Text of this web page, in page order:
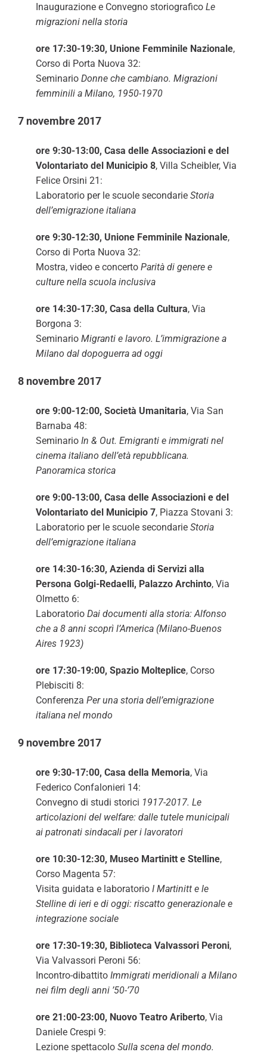
Inaugurazione e Convegno storiografico Le
migrazioni nella storia
ore 17:30-19:30, Unione Femminile Nazionale,
Corso di Porta Nuova 32:
Seminario Donne che cambiano. Migrazioni
femminili a Milano, 1950-1970
7 novembre 2017
ore 9:30-13:00, Casa delle Associazioni e del
Volontariato del Municipio 8, Villa Scheibler, Via
Felice Orsini 21:
Laboratorio per le scuole secondarie Storia
dell’emigrazione italiana
ore 9:30-12:30, Unione Femminile Nazionale,
Corso di Porta Nuova 32:
Mostra, video e concerto Parità di genere e
culture nella scuola inclusiva
ore 14:30-17:30, Casa della Cultura, Via
Borgona 3:
Seminario Migranti e lavoro. L’immigrazione a
Milano dal dopoguerra ad oggi
8 novembre 2017
ore 9:00-12:00, Società Umanitaria, Via San
Barnaba 48:
Seminario In & Out. Emigranti e immigrati nel
cinema italiano dell’età repubblicana.
Panoramica storica
ore 9:00-13:00, Casa delle Associazioni e del
Volontariato del Municipio 7, Piazza Stovani 3:
Laboratorio per le scuole secondarie Storia
dell’emigrazione italiana
ore 14:30-16:30, Azienda di Servizi alla
Persona Golgi-Redaelli, Palazzo Archinto, Via
Olmetto 6:
Laboratorio Dai documenti alla storia: Alfonso
che a 8 anni scoprì l’America (Milano-Buenos
Aires 1923)
ore 17:30-19:00, Spazio Molteplice, Corso
Plebisciti 8:
Conferenza Per una storia dell’emigrazione
italiana nel mondo
9 novembre 2017
ore 9:30-17:00, Casa della Memoria, Via
Federico Confalonieri 14:
Convegno di studi storici 1917-2017. Le
articolazioni del welfare: dalle tutele municipali
ai patronati sindacali per i lavoratori
ore 10:30-12:30, Museo Martinitt e Stelline,
Corso Magenta 57:
Visita guidata e laboratorio I Martinitt e le
Stelline di ieri e di oggi: riscatto generazionale e
integrazione sociale
ore 17:30-19:30, Biblioteca Valvassori Peroni,
Via Valvassori Peroni 56:
Incontro-dibattito Immigrati meridionali a Milano
nei film degli anni ’50-’70
ore 21:00-23:00, Nuovo Teatro Ariberto, Via
Daniele Crespi 9:
Lezione spettacolo Sulla scena del mondo.